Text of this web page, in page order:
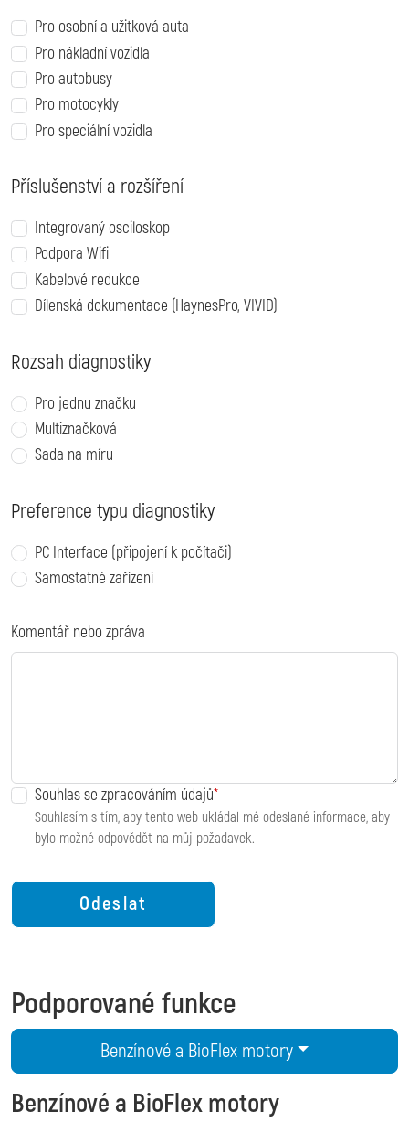
Pro osobní a užitková auta
Pro nákladní vozidla
Pro autobusy
Pro motocykly
Pro speciální vozidla
Příslušenství a rozšíření
Integrovaný osciloskop
Podpora Wifi
Kabelové redukce
Dílenská dokumentace (HaynesPro, VIVID)
Rozsah diagnostiky
Pro jednu značku
Multiznačková
Sada na míru
Preference typu diagnostiky
PC Interface (připojení k počítači)
Samostatné zařízení
Komentář nebo zpráva
Souhlas se zpracováním údajů
Souhlasím s tím, aby tento web ukládal mé odeslané informace, aby
bylo možné odpovědět na můj požadavek.
Podporované funkce
Benzínové a BioFlex motory
Benzínové a BioFlex motory